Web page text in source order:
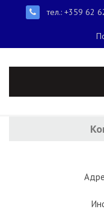
тел.: +359 62